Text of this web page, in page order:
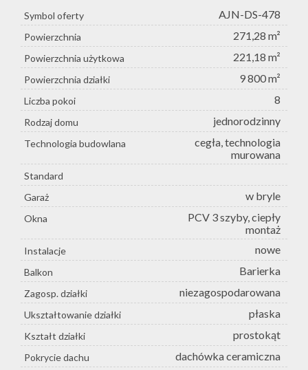
Symbol oferty AJN-DS-478
Powierzchnia 271,28 m²
Powierzchnia użytkowa 221,18 m²
Powierzchnia działki 9 800 m²
Liczba pokoi 8
Rodzaj domu jednorodzinny
Technologia budowlana
cegła, technologia
murowana
Standard
Garaż
w bryle
Okna
PCV 3 szyby, ciepły
montaż
Instalacje nowe
Balkon Barierka
Zagosp. działki niezagospodarowana
Ukształtowanie działki płaska
Kształt działki prostokąt
Pokrycie dachu dachówka ceramiczna